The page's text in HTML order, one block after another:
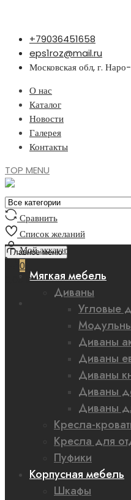
Перейти
содержимому
+79036451658
eps1roz@mail.ru
Московская обл, г.
О нас
Каталог
Новости
Галерея
Контакты
TOP MENU
Сравнить
Список желаний
Мой аккаунт
0
0,00 ₽
Главное меню
Мягкая мебель
Диваны
Угловые
Диваны
Диваны
Диваны
Диваны
Диваны
Кресла-
Кресла для
Пуфики
Корпусная мебель
Шкафы